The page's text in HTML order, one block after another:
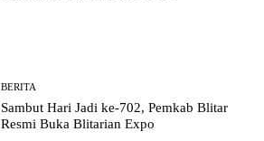
BERITA
Sambut Hari Jadi ke-702, Pemkab Blitar
Resmi Buka Blitarian Expo